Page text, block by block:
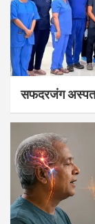
सफदरजंग